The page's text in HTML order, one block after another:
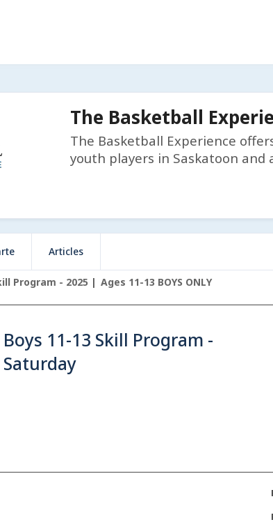
The Basketball
The Basketball Experience
youth players in Saskatoon and
Articles
Program - 2025 Ages 11-13 BOYS ONLY
Boys 11-13 Skill Program -
Saturday